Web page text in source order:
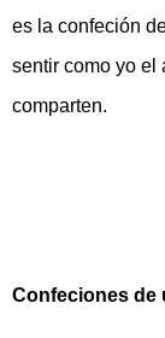
es la confeción
sentir como yo el
comparten.
Confeciones de